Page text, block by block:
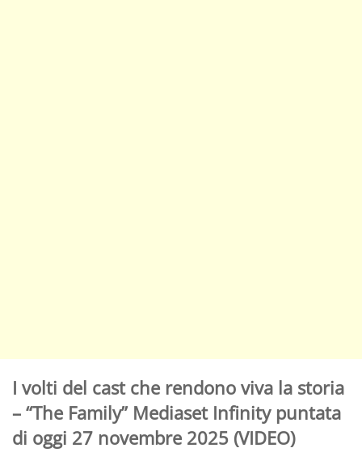
I volti del cast che rendono viva la storia
– “The Family” Mediaset Infinity puntata
di oggi 27 novembre 2025 (VIDEO)